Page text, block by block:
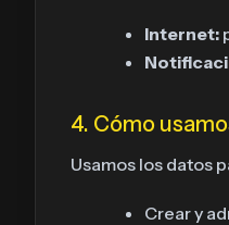
Internet:
4. Cómo
Usamos los datos
Crear y